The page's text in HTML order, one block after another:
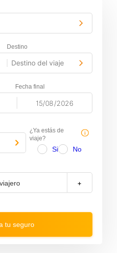
Destino
Destino del viaje
Fecha final
N
v
i
c
r
t
+
¿Ya estás de
viaje?
Si No
tu seguro